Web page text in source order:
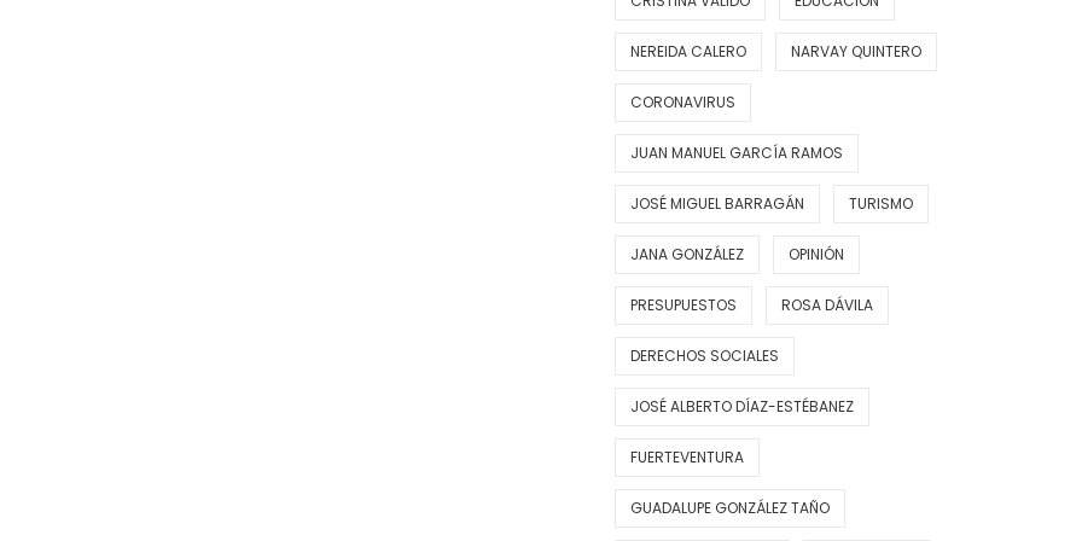
NEREIDA CALERO NARVAY QUINTERO
CORONAVIRUS
JUAN MANUEL GARCÍA RAMOS
JOSÉ MIGUEL BARRAGÁN TURISMO
JANA GONZÁLEZ OPINIÓN
PRESUPUESTOS ROSA DÁVILA
DERECHOS SOCIALES
JOSÉ ALBERTO DÍAZ-ESTÉBANEZ
FUERTEVENTURA
GUADALUPE GONZÁLEZ TAÑO